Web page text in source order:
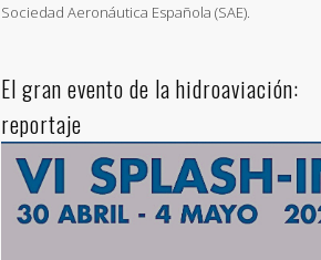
Sociedad Aeronáutica Española (SAE).
El gran evento de la hidroaviación:
reportaje